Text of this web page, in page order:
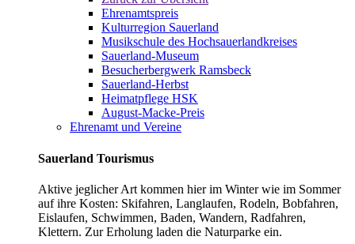
Ehrenamtspreis
Kulturregion Sauerland
Musikschule des Hochsauerlandkreises
Sauerland-Museum
Besucherbergwerk Ramsbeck
Sauerland-Herbst
Heimatpflege HSK
August-Macke-Preis
Ehrenamt und Vereine
Sauerland Tourismus
Aktive jeglicher Art kommen hier im Winter wie im Sommer
auf ihre Kosten: Skifahren, Langlaufen, Rodeln, Bobfahren,
Eislaufen, Schwimmen, Baden, Wandern, Radfahren,
Klettern. Zur Erholung laden die Naturparke ein.